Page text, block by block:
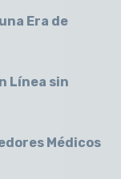
Era de
Línea sin
Médicos